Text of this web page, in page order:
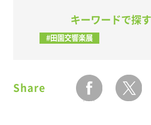
キーワードで探す
#田園交響楽展
Share
facebook twitter